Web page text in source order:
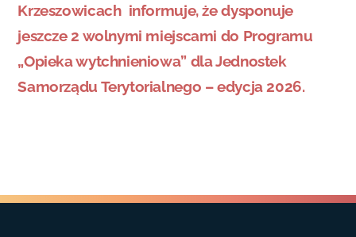
Krzeszowicach informuje, że dysponuje
jeszcze 2 wolnymi miejscami do Programu
„Opieka wytchnieniowa” dla Jednostek
Samorządu Terytorialnego – edycja 2026.